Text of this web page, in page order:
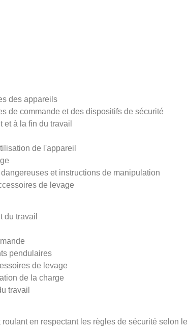
des appareils
de commande et des dispositifs de sécurité
et à la fin du travail
de l'appareil
et instructions de manipulation
de levage
du travail
pendulaires
de levage
de la charge
travail
en respectant les règles de sécurité